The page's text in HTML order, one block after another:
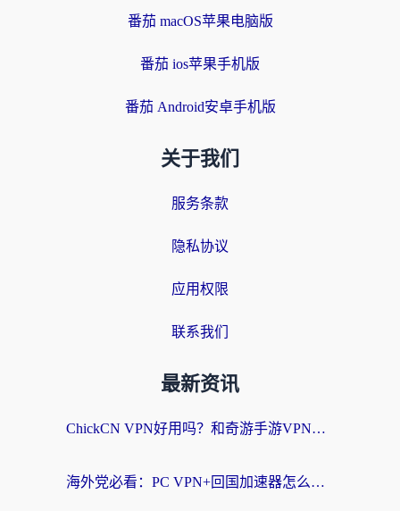
番茄 macOS苹果电脑版
番茄 ios苹果手机版
番茄 Android安卓手机版
关于我们
服务条款
隐私协议
应用权限
联系我们
最新资讯
ChickCN VPN好用吗？和奇游手游VPN对比哪个回国效果更好？海外党亲测实用指南
海外党必看：PC VPN+回国加速器怎么选？无缝访问国内资源全攻略